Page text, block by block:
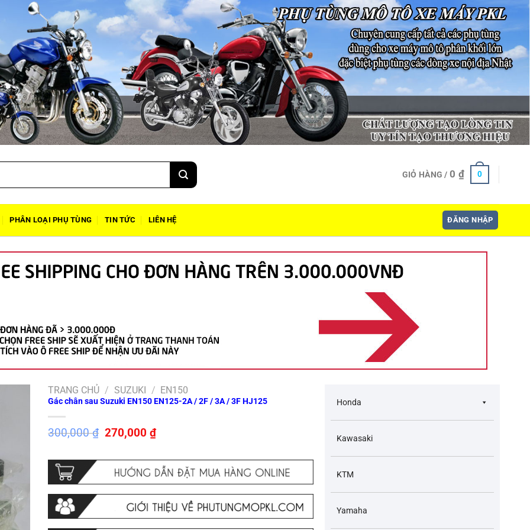
GIỎ HÀNG / 0 ₫ 0
PHÂN LOẠI PHỤ TÙNG TIN TỨC LIÊN HỆ ĐĂNG NHẬP
TRANG CHỦ / SUZUKI / EN150
Gác chân sau Suzuki EN150 EN125-2A / 2F / 3A / 3F HJ125
300,000₫ Giá
gốc
300,000 ₫.
270,000 ₫Giá
hiện
là:
270,000 ₫.
Honda
Kawasaki
KTM
Yamaha